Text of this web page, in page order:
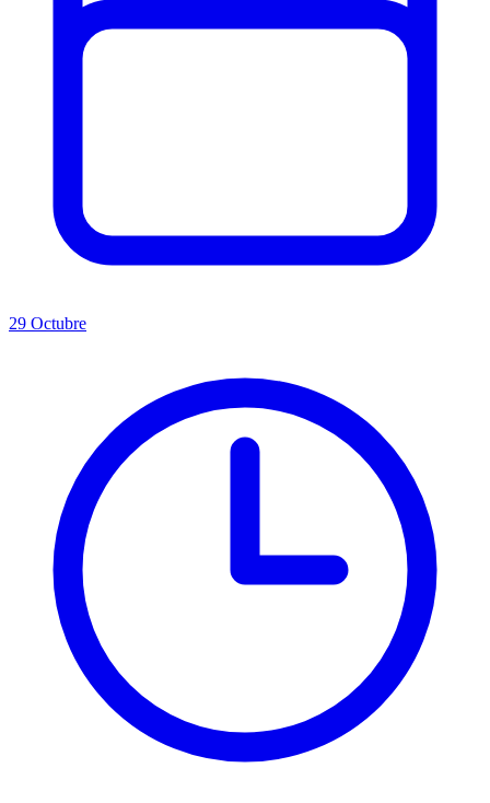
29 Octubre